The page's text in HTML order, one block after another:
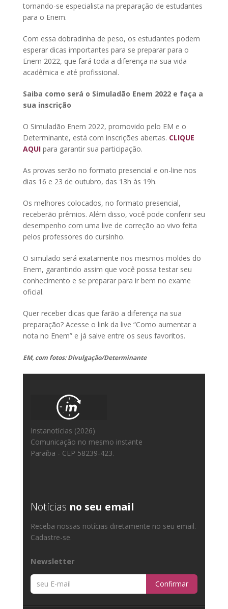
tornando-se especialista na preparação de estudantes
para o Enem.
Com essa dobradinha de peso, os estudantes podem
esperar dicas importantes para se preparar para o
Enem 2022, que fará toda a diferença na sua vida
acadêmica e até profissional.
Saiba como será o Simuladão Enem 2022 e faça a
sua inscrição
O Simuladão Enem 2022, promovido pelo EM e o
Determinante, está com inscrições abertas. CLIQUE
AQUI para garantir sua participação.
As provas serão no formato presencial e on-line nos
dias 16 e 23 de outubro, das 13h às 19h.
Os melhores colocados, no formato presencial,
receberão prêmios. Além disso, você pode conferir seu
desempenho com uma live de correção ao vivo feita
pelos professores do cursinho.
O simulado será exatamente nos mesmos moldes do
Enem, garantindo assim que você possa testar seu
conhecimento e se preparar para ir bem no exame
oficial.
Quer receber dicas que farão a diferença na sua
preparação? Acesse o link da live “Como aumentar a
nota no Enem” e já salve entre os seus favoritos.
EM, com fotos: Divulgação/Determinante
Instanotícias (2026)
Comunicação no mesmo instante
Paraíba - CEP 58239-423.
Notícias no seu email
Receba nossas notícias diretamente no seu email.
Cadastre-se.
Newsletter
Confirmar